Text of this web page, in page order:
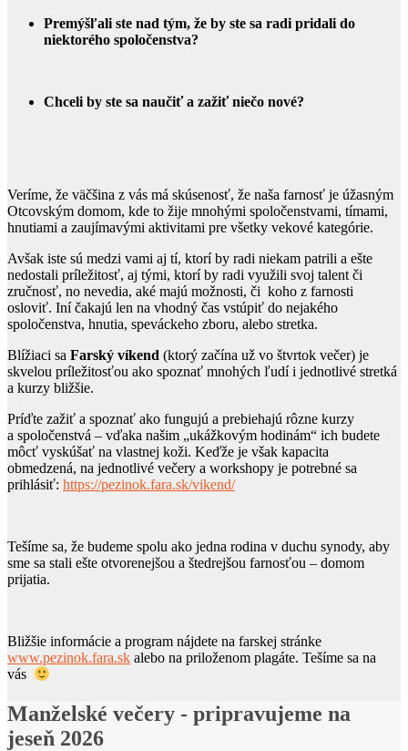
Premýšľali ste nad tým, že by ste sa radi pridali do
niektorého spoločenstva?
Chceli by ste sa naučiť a zažiť niečo nové?
Veríme, že väčšina z vás má skúsenosť, že naša farnosť je úžasným
Otcovským domom, kde to žije mnohými spoločenstvami, tímami,
hnutiami a zaujímavými aktivitami pre všetky vekové kategórie.
Avšak iste sú medzi vami aj tí, ktorí by radi niekam patrili a ešte
nedostali príležitosť, aj tými, ktorí by radi využili svoj talent či
zručnosť, no nevedia, aké majú možnosti, či koho z farnosti
osloviť. Iní čakajú len na vhodný čas vstúpiť do nejakého
spoločenstva, hnutia, speváckeho zboru, alebo stretka.
Blížiaci sa Farský víkend (ktorý začína už vo štvrtok večer) je
skvelou príležitosťou ako spoznať mnohých ľudí i jednotlivé stretká
a kurzy bližšie.
Príďte zažiť a spoznať ako fungujú a prebiehajú rôzne kurzy
a spoločenstvá – vďaka našim „ukážkovým hodinám“ ich budete
môcť vyskúšať na vlastnej koži. Keďže je však kapacita
obmedzená, na jednotlivé večery a workshopy je potrebné sa
prihlásiť: https://pezinok.fara.sk/vikend/
Tešíme sa, že budeme spolu ako jedna rodina v duchu synody, aby
sme sa stali ešte otvorenejšou a štedrejšou farnosťou – domom
prijatia.
Bližšie informácie a program nájdete na farskej stránke
www.pezinok.fara.sk alebo na priloženom plagáte. Tešíme sa na
vás
Manželské večery - pripravujeme na
jeseň 2026